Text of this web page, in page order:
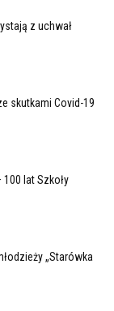
z uchwał
skutkami Covid-19
lat Szkoły
„Starówka